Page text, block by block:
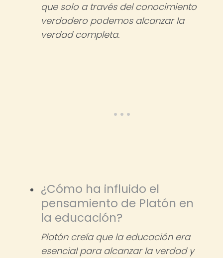
que solo a través del conocimiento
verdadero podemos alcanzar la
verdad completa.
¿Cómo ha influido el
pensamiento de Platón en
la educación?
Platón creía que la educación era
esencial para alcanzar la verdad y